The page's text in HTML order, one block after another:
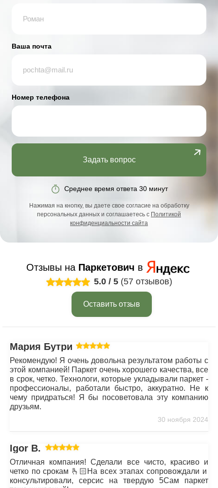
Ваша почта
Номер телефона
Задать вопрос
Среднее время ответа 30 минут
Нажимая на кнопку, вы даете свое согласие на обработку
персональных данных и соглашаетесь с Политикой
конфиденциальности сайта
Отзывы на Паркетович в
5.0 / 5 (57 отзывов)
Оставить отзыв
Мария Бутрим
Рекомендую! Я очень довольна результатом работы с
этой компанией! Паркет очень хорошего качества, все
в срок, четко. Технологи, которые укладывали паркет -
профессионалы, работали быстро, аккуратно. Не к
чему придраться! Я бы посоветовала эту компанию
друзьям.
30 ноября 2024
Igor B.
Отличная компания! Сделали все чисто, красиво и
четко по срокам 🫰🏻На всех этапах сопровождали и
консультировали, серсис на твердую 5Сам паркет